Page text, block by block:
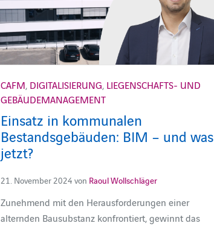
CAFM, DIGITALISIERUNG, LIEGENSCHAFTS- UND
GEBÄUDEMANAGEMENT
Einsatz in kommunalen
Bestandsgebäuden: BIM – und was
jetzt?
21. November 2024 von Raoul Wollschläger
Zunehmend mit den Herausforderungen einer
alternden Bausubstanz konfrontiert, gewinnt das